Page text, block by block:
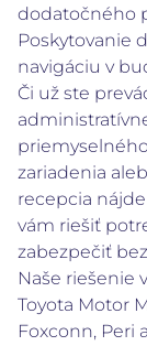
dodatočného
Poskytovanie
navigáciu v
Či už ste
zariadenia
recepcia
vám riešiť
zabezpečiť
Naše riešenie
Toyota Motor
Foxconn, Peri